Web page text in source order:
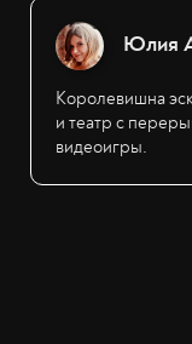
Юлия
Королевишна
и театр с
видеоигры.